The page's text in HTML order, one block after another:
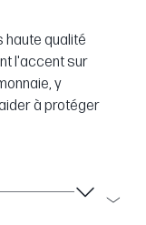
haute qualité
l'accent sur
y
à protéger